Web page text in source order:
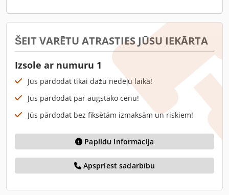
ŠEIT VARĒTU ATRASTIES JŪSU IEKĀRTA
Izsole ar numuru 1
Jūs pārdodat tikai dažu nedēļu laikā!
Jūs pārdodat par augstāko cenu!
Jūs pārdodat bez fiksētām izmaksām un riskiem!
Papildu informācija
Apspriest sadarbību